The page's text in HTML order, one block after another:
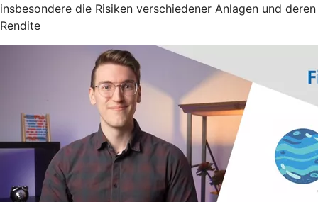
insbesondere die Risiken verschiedener Anlagen und deren
Rendite